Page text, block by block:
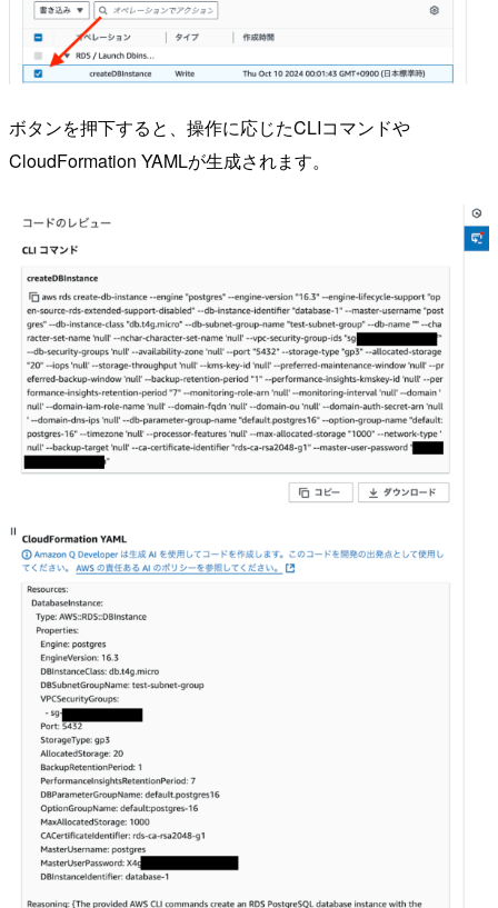
ボタンを押下すると、操作に応じたCLIコマンドや
CloudFormation YAMLが生成されます。